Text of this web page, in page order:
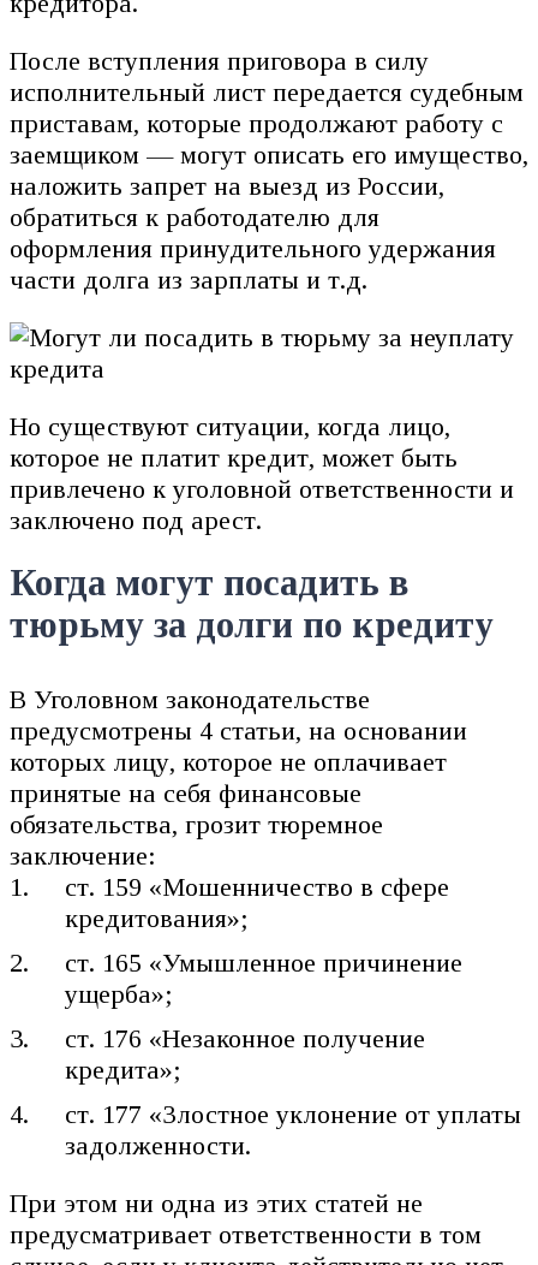
После вступления приговора в силу
исполнительный лист передается судебным
приставам, которые продолжают работу с
заемщиком — могут описать его имущество,
наложить запрет на выезд из России,
обратиться к работодателю для
оформления принудительного удержания
части долга из зарплаты и т.д.
Но существуют ситуации, когда лицо,
которое не платит кредит, может быть
привлечено к уголовной ответственности и
заключено под арест.
Когда могут посадить в
тюрьму за долги по кредиту
В Уголовном законодательстве
предусмотрены 4 статьи, на основании
которых лицу, которое не оплачивает
принятые на себя финансовые
обязательства, грозит тюремное
заключение:
ст. 159 «Мошенничество в сфере
кредитования»;
ст. 165 «Умышленное причинение
ущерба»;
ст. 176 «Незаконное получение
кредита»;
ст. 177 «Злостное уклонение от уплаты
задолженности.
При этом ни одна из этих статей не
предусматривает ответственности в том